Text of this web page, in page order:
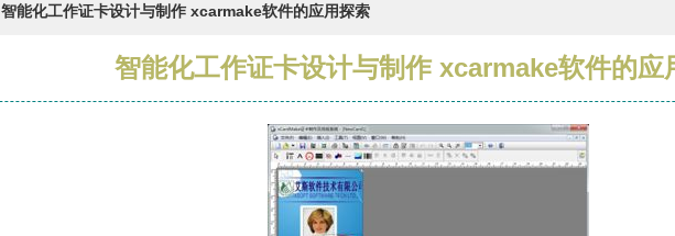
智能化工作证卡设计与制作 xcarmake软件的应用探索
智能化工作证卡设计与制作 xcarmake软件的应